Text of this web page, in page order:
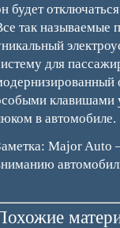
будет
так называемые
для
клавишами
в автомобиле.
Major Auto